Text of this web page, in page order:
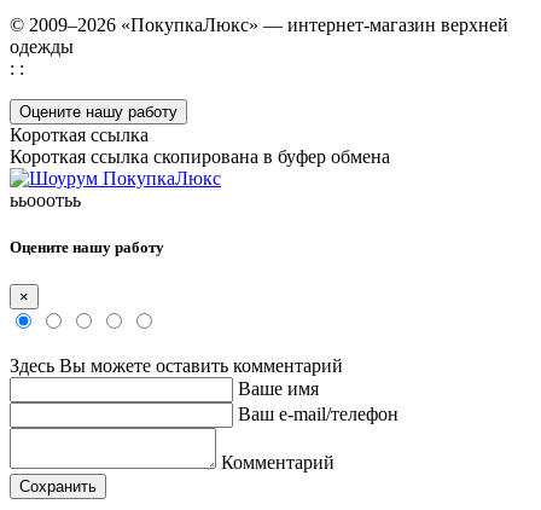
© 2009–2026 «ПокупкаЛюкс» — интернет-магазин верхней
одежды
: :
Оцените нашу работу
Короткая ссылка
Короткая ссылка скопирована в буфер обмена
ььооотьь
Оцените нашу работу
×
Здесь Вы можете оставить комментарий
Ваше имя
Ваш e-mail/телефон
Комментарий
Сохранить